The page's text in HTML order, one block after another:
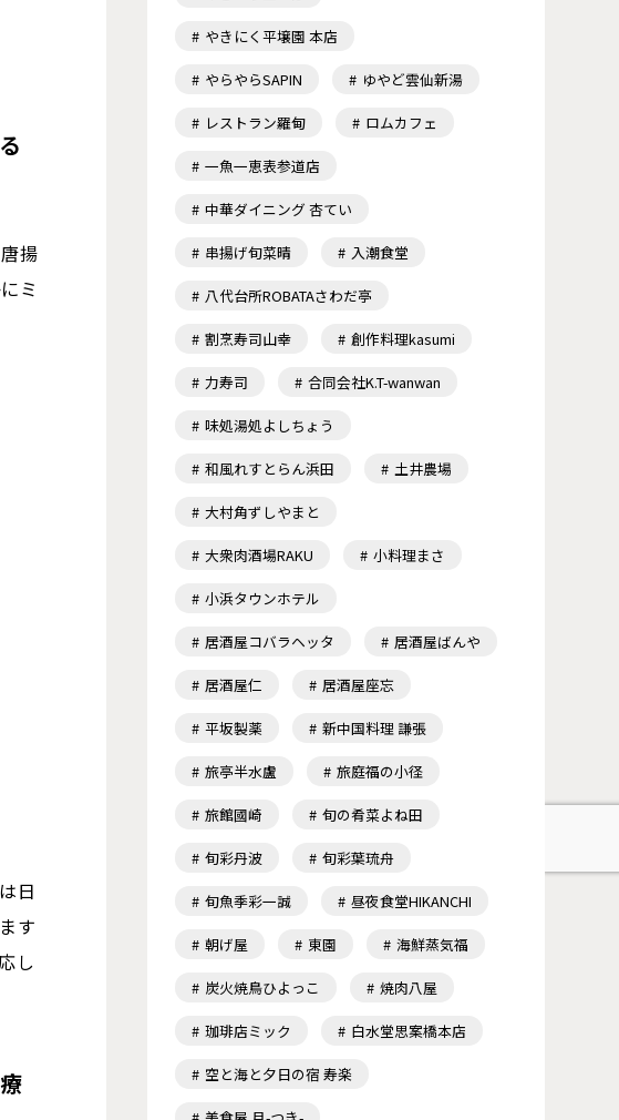
揚
ミ
日
す
し
やきにく平壌園 本店
やらやらSAPIN ゆやど雲仙新湯
レストラン羅甸 ロムカフェ
一魚一恵表参道店
中華ダイニング 杏てい
串揚げ旬菜晴 入潮食堂
八代台所ROBATAさわだ亭
割烹寿司山幸 創作料理kasumi
力寿司 合同会社K.T-wanwan
味処湯処よしちょう
和風れすとらん浜田 土井農場
大村角ずしやまと
大衆肉酒場RAKU 小料理まさ
小浜タウンホテル
居酒屋コバラヘッタ 居酒屋ばんや
居酒屋仁 居酒屋座忘
平坂製薬 新中国料理 謙張
旅亭半水盧 旅庭福の小径
旅館國崎 旬の肴菜よね田
旬彩丹波 旬彩葉琉舟
旬魚季彩一誠 昼夜食堂HIKANCHI
朝げ屋 東園 海鮮蒸気福
炭火焼鳥ひよっこ 焼肉八屋
珈琲店ミック 白水堂思案橋本店
空と海と夕日の宿 寿楽